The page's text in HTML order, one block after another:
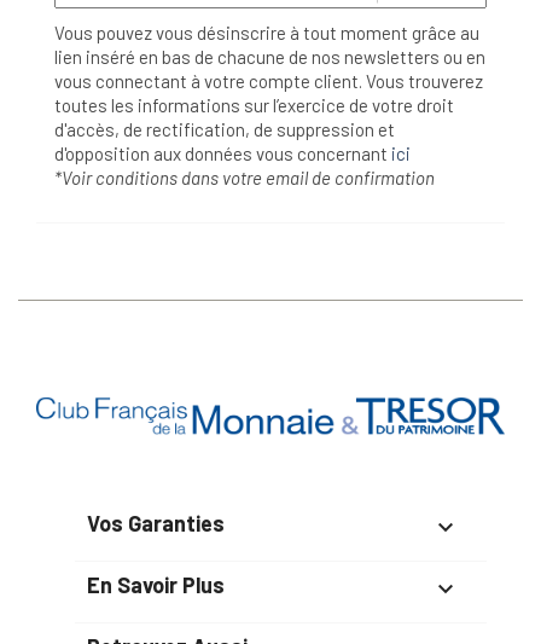
Vous pouvez vous désinscrire à tout moment grâce au
lien inséré en bas de chacune de nos newsletters ou en
vous connectant à votre compte client. Vous trouverez
toutes les informations sur l’exercice de votre droit
d'accès, de rectification, de suppression et
d'opposition aux données vous concernant ici
*Voir conditions dans votre email de confirmation
Vos Garanties 
En Savoir Plus 